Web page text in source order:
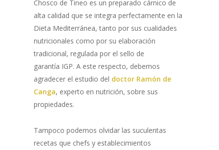
Chosco de Tineo es un preparado cárnico de
alta calidad que se integra perfectamente en la
Dieta Mediterránea, tanto por sus cualidades
nutricionales como por su elaboración
tradicional, regulada por el sello de
garantía IGP. A este respecto, debemos
agradecer el estudio del doctor Ramón de
Canga, experto en nutrición, sobre sus
propiedades.
Tampoco podemos olvidar las suculentas
recetas que chefs y establecimientos